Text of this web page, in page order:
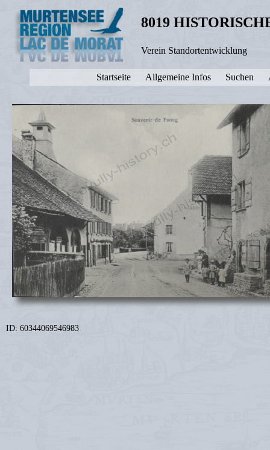
8019
Verein Standortentwicklung
Startseite Allgemeine Infos Suchen
ID: 60344069546983